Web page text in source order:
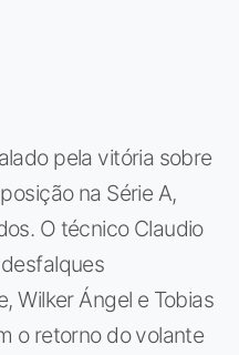
pela vitória sobre
na Série A,
O técnico Claudio
Wilker Ángel e Tobias
o retorno do volante